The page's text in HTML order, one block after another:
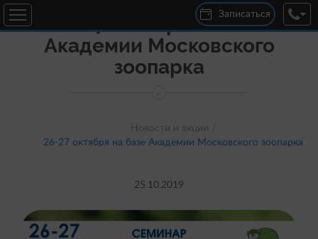
Записаться
ул. 25 Сентября, 30В
+7 (920) 300-04-00
26-27 октября на базе
Академии Московского
зоопарка
Новости и акции /
26-27 октября на базе Академии Московского зоопарка
25.10.2019